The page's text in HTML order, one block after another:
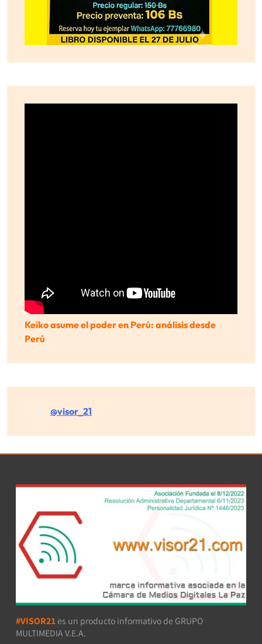
Keiko asume el poder en Perú: análisis desde
Perú
@visor_21
#VISOR21 es un producto informativo de GRUPO
MULTIMEDIA V.E.A.